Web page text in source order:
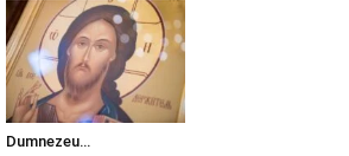
Dumnezeu…